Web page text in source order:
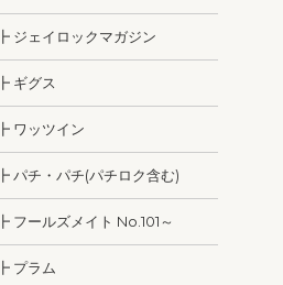
┣ ジェイロックマガジン
┣ ギグス
┣ ワッツイン
┣ パチ・パチ(パチロク含む)
┣ フールズメイト No.101～
┣ プラム